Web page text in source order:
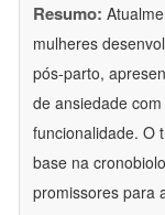
Resumo:
mulheres
pós-parto,
de ansiedade
funcionalidade. O
base na
promissores para